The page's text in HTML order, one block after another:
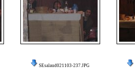
SEsalaud021103-237.JPG